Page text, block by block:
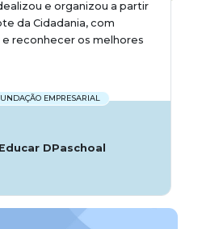
e organizou a partir
da Cidadania, com
reconhecer os melhores
EMPRESARIAL
DPaschoal